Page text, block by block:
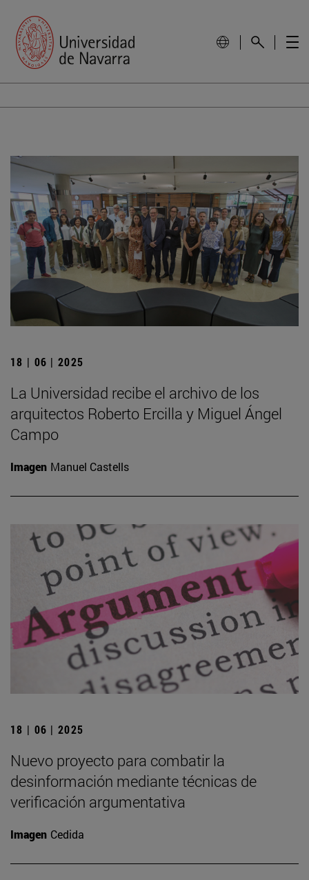
18 | 06 | 2025
La Universidad recibe el archivo de los
arquitectos Roberto Ercilla y Miguel Ángel
Campo
Imagen Manuel Castells
18 | 06 | 2025
Nuevo proyecto para combatir la
desinformación mediante técnicas de
verificación argumentativa
Imagen Cedida